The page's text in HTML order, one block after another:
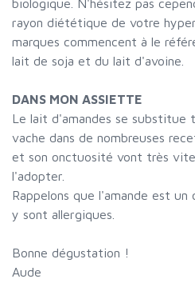
biologique. N'hésitez pas
rayon diététique de votre
marques commencent à le
lait de soja et du lait d'avoine.
DANS MON ASSIETTE
Le lait d'amandes se substitue
vache dans de nombreuses
et son onctuosité vont très
l'adopter.
Rappelons que l'amande est
y sont allergiques.
Bonne dégustation !
Aude